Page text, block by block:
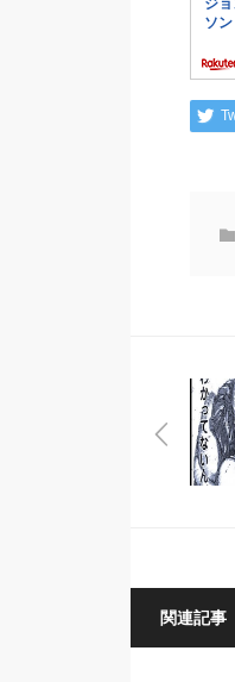
関連記事